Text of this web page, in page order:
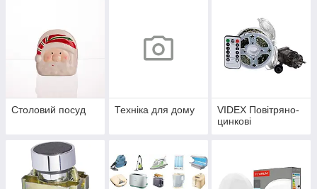
Столовий посуд Техніка для дому
VIDEX Повітряно-
цинкові